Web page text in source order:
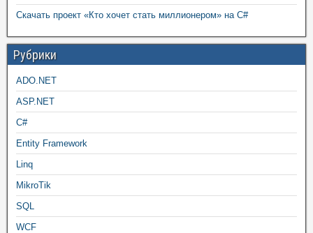
Скачать проект «Кто хочет стать миллионером» на C#
Рубрики
ADO.NET
ASP.NET
C#
Entity Framework
Linq
MikroTik
SQL
WCF